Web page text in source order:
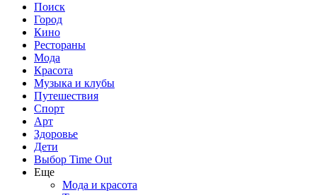
Поиск
Город
Кино
Рестораны
Мода
Красота
Музыка и клубы
Путешествия
Спорт
Арт
Здоровье
Дети
Выбор Time Out
Еще
Мода и красота